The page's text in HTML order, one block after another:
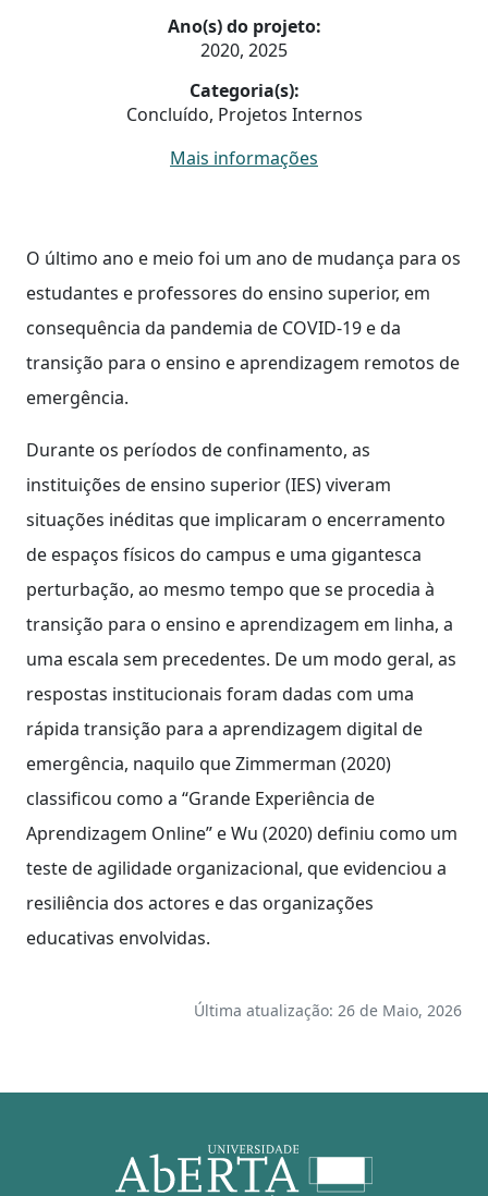
Ano(s) do projeto:
2020, 2025
Categoria(s):
Concluído, Projetos Internos
Mais informações
O último ano e meio foi um ano de mudança para os
estudantes e professores do ensino superior, em
consequência da pandemia de COVID-19 e da
transição para o ensino e aprendizagem remotos de
emergência.
Durante os períodos de confinamento, as
instituições de ensino superior (IES) viveram
situações inéditas que implicaram o encerramento
de espaços físicos do campus e uma gigantesca
perturbação, ao mesmo tempo que se procedia à
transição para o ensino e aprendizagem em linha, a
uma escala sem precedentes. De um modo geral, as
respostas institucionais foram dadas com uma
rápida transição para a aprendizagem digital de
emergência, naquilo que Zimmerman (2020)
classificou como a “Grande Experiência de
Aprendizagem Online” e Wu (2020) definiu como um
teste de agilidade organizacional, que evidenciou a
resiliência dos actores e das organizações
educativas envolvidas.
Última atualização: 26 de Maio, 2026